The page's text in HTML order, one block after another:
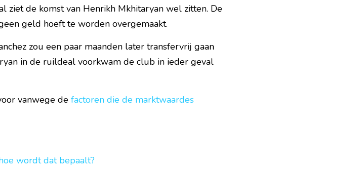
ziet de komst van Henrikh Mkhitaryan wel zitten. De
geld hoeft te worden overgemaakt.
zou een paar maanden later transfervrij gaan
in de ruildeal voorkwam de club in ieder geval
vanwege de factoren die de marktwaardes
wordt dat bepaalt?